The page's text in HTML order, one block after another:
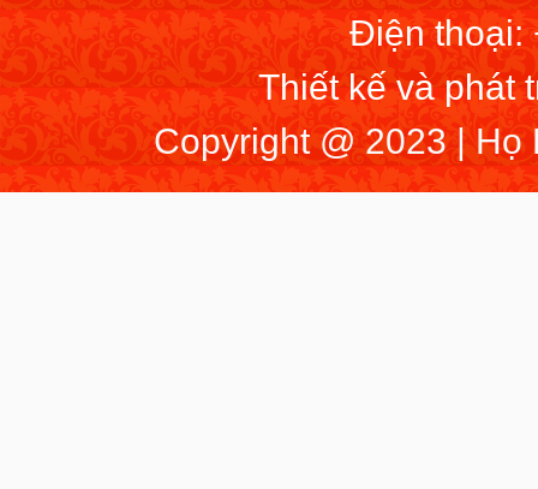
Điện thoại:
Thiết kế và phát
Copyright @ 2023 | Họ